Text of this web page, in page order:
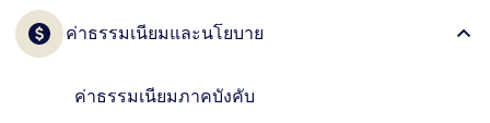
ค่าธรรมเนียมและนโยบาย
ค่าธรรมเนียมภาคบังคับ